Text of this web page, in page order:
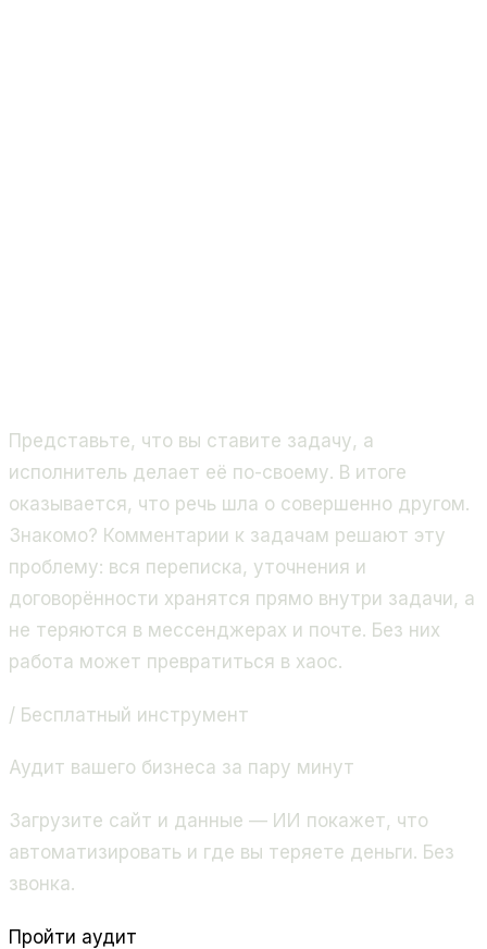
Представьте, что вы ставите задачу, а
исполнитель делает её по-своему. В итоге
оказывается, что речь шла о совершенно другом.
Знакомо? Комментарии к задачам решают эту
проблему: вся переписка, уточнения и
договорённости хранятся прямо внутри задачи, а
не теряются в мессенджерах и почте. Без них
работа может превратиться в хаос.
/ Бесплатный инструмент
Аудит вашего бизнеса за пару минут
Загрузите сайт и данные — ИИ покажет, что
автоматизировать и где вы теряете деньги. Без
звонка.
Пройти аудит